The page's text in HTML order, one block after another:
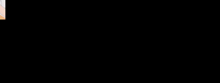
日本語字幕】【セリフ検索】新規追加のお知